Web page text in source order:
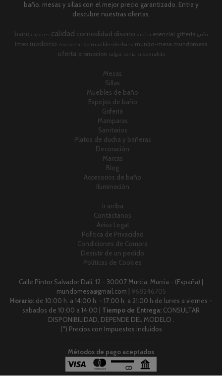
baño, mesas y sillas con el mejor precio garantizado. Entra y
descubre nuestras ofertas.
bano cajones calidad comodidad diseno ducha esencial griferia grifo
imex moderno monomando mueble-de-bano mundo-mesa mundomesa
oferta promocion salgar sonia suspendido
Mesas
Sillas
Muebles de baño
Espejos de baño
Grifería
Mamparas
Sanitarios
Platos de ducha y bañeras
Decoración
Marcas
Blog
Accesorios de baño
Iluminación
Ir arriba
Contáctanos
Aviso Legal
Política de Privacidad
Condiciones de Compra
Desistir de un pedido
Políticas de Cookies
Calle Pintor Salvador Dalí, 12 - 30007 Murcia, Murcia - (España) |
mundomesa@gmail.com | 968246705
Horario: de 10:00 h. a 14:00 h. - 17:00 h. a 21:00 h.de lunes a viernes -
sabados de 10:00 a 14:00 | Tiempo de Entrega: CONSULTAR
DISPONIBILIDAD, DEPENDE DEL MODELO .
(*) Precios con Impuestos incluidos
Métodos de pago aceptados